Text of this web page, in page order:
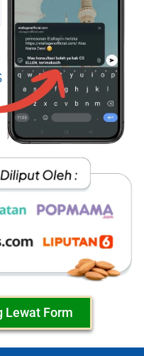
Lewat Form